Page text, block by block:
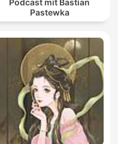
Podcast mit Bastian
Pastewka